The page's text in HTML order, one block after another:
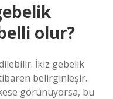
olur?
İkiz gebelik
belirginleşir.
görünüyorsa, bu